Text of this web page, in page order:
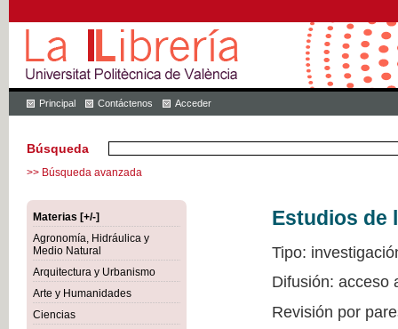
Principal Contáctenos Acceder
Búsqueda
>> Búsqueda avanzada
Materias [+/-]
Agronomía, Hidráulica y
Medio Natural
Arquitectura y Urbanismo
Arte y Humanidades
Ciencias
Estudios de
Tipo:
Difusión: acceso
Revisión por